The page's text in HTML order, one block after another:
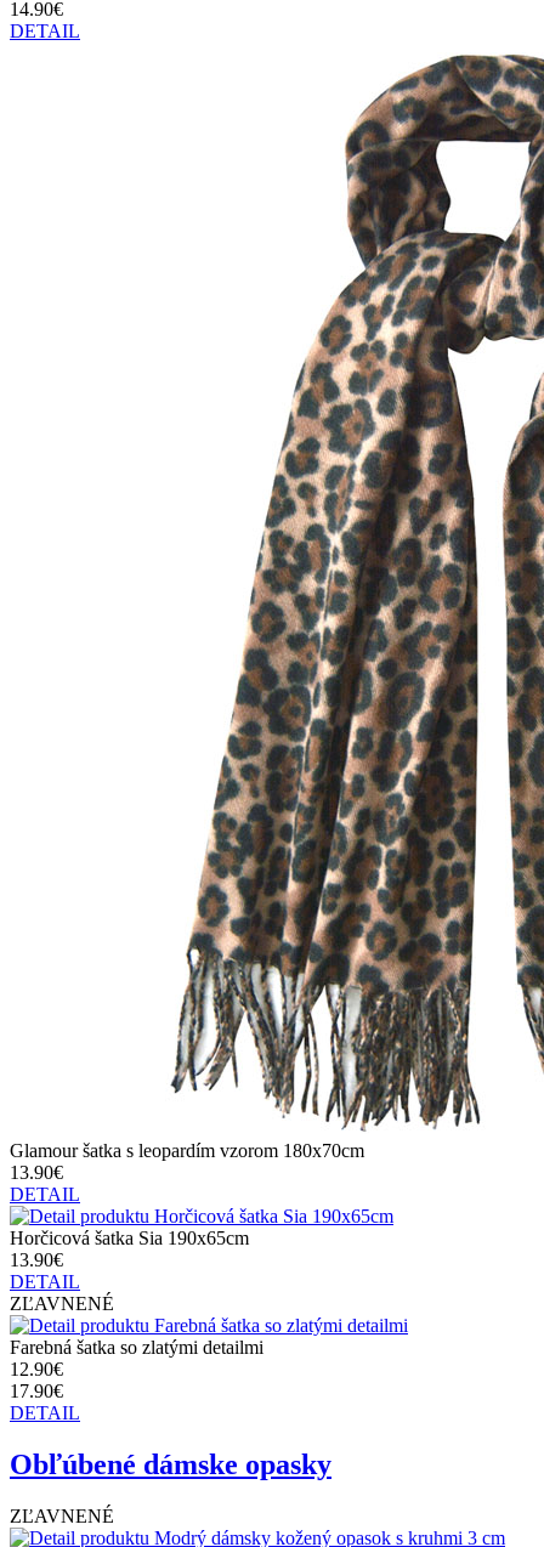
14.90€
DETAIL
Glamour šatka s leopardím vzorom 180x70cm
13.90€
DETAIL
Horčicová šatka Sia 190x65cm
13.90€
DETAIL
ZĽAVNENÉ
Farebná šatka so zlatými detailmi
12.90€
17.90€
DETAIL
Obľúbené dámske opasky
ZĽAVNENÉ